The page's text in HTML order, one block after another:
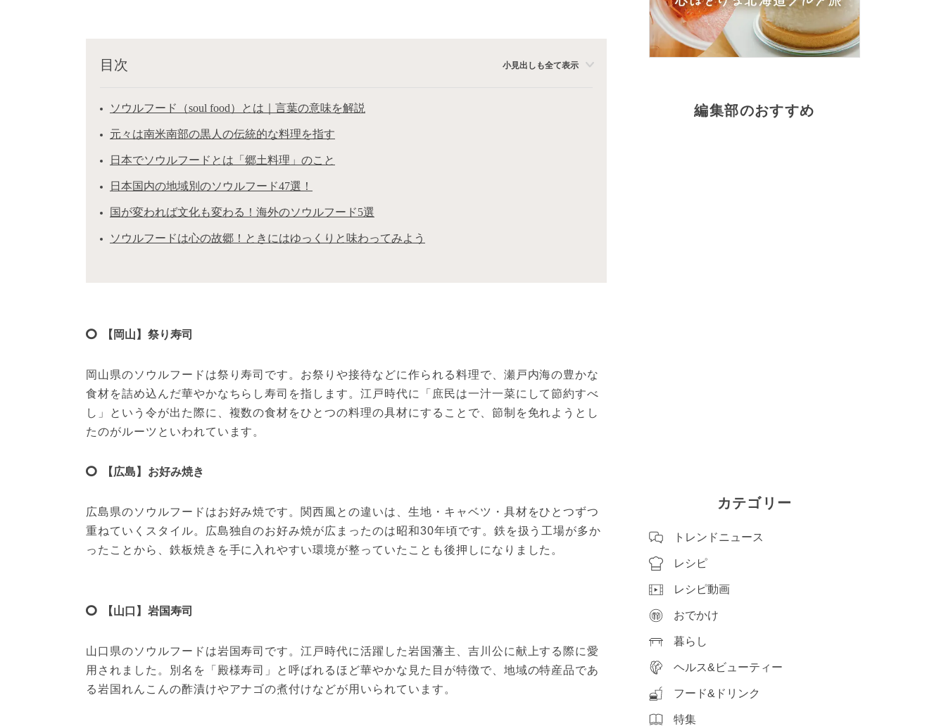
目次 小見出しも全て表示
ソウルフード（soul food）とは｜言葉の意味を解説
元々は南米南部の黒人の伝統的な料理を指す
日本でソウルフードとは「郷土料理」のこと
日本国内の地域別のソウルフード47選！
国が変われば文化も変わる！海外のソウルフード5選
ソウルフードは心の故郷！ときにはゆっくりと味わってみよう
【岡山】祭り寿司
岡山県のソウルフードは祭り寿司です。お祭りや接待などに作られる料理で、瀬戸内海の豊かな
食材を詰め込んだ華やかなちらし寿司を指します。江戸時代に「庶民は一汁一菜にして節約すべ
し」という令が出た際に、複数の食材をひとつの料理の具材にすることで、節制を免れようとし
たのがルーツといわれています。
【広島】お好み焼き
広島県のソウルフードはお好み焼です。関西風との違いは、生地・キャベツ・具材をひとつずつ
重ねていくスタイル。広島独自のお好み焼が広まったのは昭和30年頃です。鉄を扱う工場が多か
ったことから、鉄板焼きを手に入れやすい環境が整っていたことも後押しになりました。
【山口】岩国寿司
山口県のソウルフードは岩国寿司です。江戸時代に活躍した岩国藩主、吉川公に献上する際に愛
用されました。別名を「殿様寿司」と呼ばれるほど華やかな見た目が特徴で、地域の特産品であ
る岩国れんこんの酢漬けやアナゴの煮付けなどが用いられています。
編集部のおすすめ
カテゴリー
トレンドニュース
レシピ
レシピ動画
おでかけ
暮らし
ヘルス&ビューティー
フード&ドリンク
特集